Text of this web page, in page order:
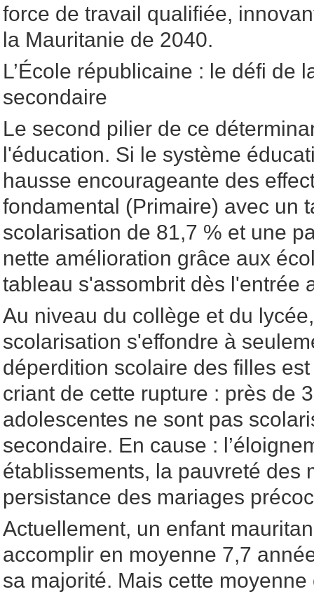
force de travail qualifiée,
la Mauritanie de 2040.
L’École républicaine : le défi de
secondaire
Le second pilier de ce
l'éducation. Si le système
hausse encourageante des
fondamental (Primaire) avec un
scolarisation de 81,7 % et une
nette amélioration grâce aux
tableau s'assombrit dès l'entrée
Au niveau du collège et du
scolarisation s'effondre à
déperdition scolaire des filles
criant de cette rupture : près de
adolescentes ne sont pas
secondaire. En cause :
établissements, la pauvreté des
persistance des mariages
Actuellement, un enfant
accomplir en moyenne 7,7
sa majorité. Mais cette